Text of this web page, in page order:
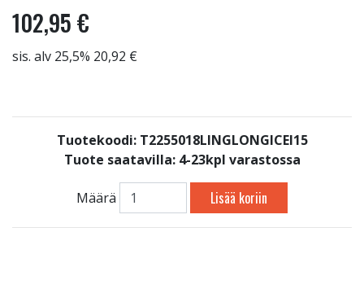
102,95 €
sis. alv 25,5% 20,92 €
Tuotekoodi: T2255018LINGLONGICEI15
Tuote saatavilla: 4-23kpl varastossa
Määrä Lisää koriin